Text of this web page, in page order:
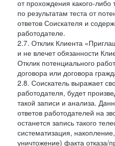
от прохождения какого-
по результатам теста от
ответов Соискателя и
работодателе.
2.7. Отклик Клиента
и не влечет обязанности
Отклик потенциального
договора или договора
2.8. Соискатель выражает
работодателя, будет
такой записи и анализа.
ответов работодателей на
останется запись такого
систематизация,
уничтожение) факта отказа/